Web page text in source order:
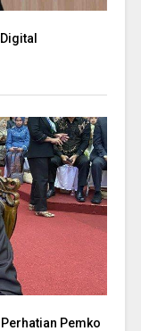
Pemko